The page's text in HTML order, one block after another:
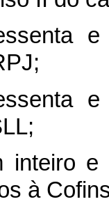
inteiro
à